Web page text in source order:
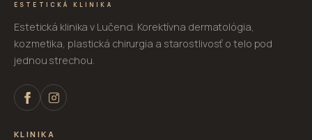
ESTETICKÁ KLINIKA
Estetická klinika v Lučenci. Korektívna dermatológia,
kozmetika, plastická chirurgia a starostlivosť o telo pod
jednou strechou.
KLINIKA